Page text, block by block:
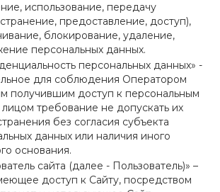
использование, передачу
предоставление, доступ),
блокирование, удаление,
персональных данных.
персональных данных» -
для соблюдения Оператором
получившим доступ к персональным
требование не допускать их
без согласия субъекта
данных или наличия иного
основания.
сайта (далее - Пользователь)» –
доступ к Сайту, посредством